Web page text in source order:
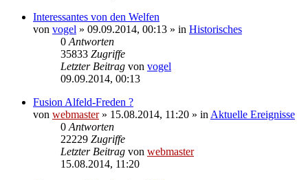
Interessantes von den Welfen
von vogel » 09.09.2014, 00:13 » in Historisches
0 Antworten
35833 Zugriffe
Letzter Beitrag von vogel
09.09.2014, 00:13
Fusion Alfeld-Freden ?
von webmaster» 15.08.2014, 11:20 » in Aktuelle Ereignisse
0 Antworten
22229 Zugriffe
Letzter Beitrag von webmaster
15.08.2014, 11:20